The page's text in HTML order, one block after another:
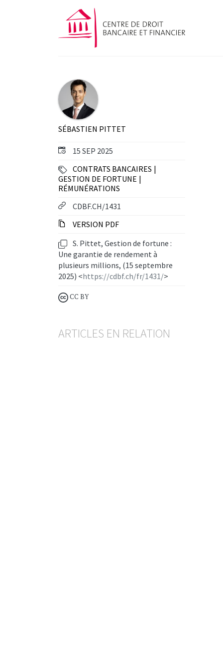
SÉBASTIEN PITTET
15 SEP 2025
CONTRATS BANCAIRES
GESTION DE FORTUNE
RÉMUNÉRATIONS
CDBF.CH/1431
VERSION PDF
S. Pittet, Gestion de fortune :
Une garantie de rendement à
plusieurs millions, (15 septembre
2025) <https://cdbf.ch/fr/1431/>
CC BY
ARTICLES EN RELATION